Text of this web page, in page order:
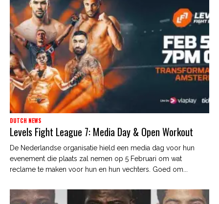
DUTCH NEWS
Levels Fight League 7: Media Day & Open Workout
De Nederlandse organisatie hield een media dag voor hun
evenement die plaats zal nemen op 5 Februari om wat
reclame te maken voor hun en hun vechters. Goed om...